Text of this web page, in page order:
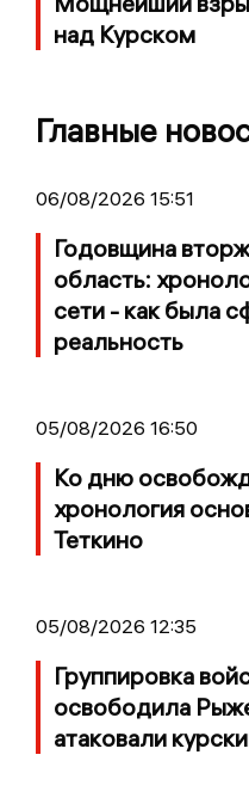
над Курском
Главные
06/08/2026 15:51
Годовщина
область:
сети - как была
реальность
05/08/2026 16:50
Ко дню
хронология
Теткино
05/08/2026 12:35
Группировка
освободила
атаковали